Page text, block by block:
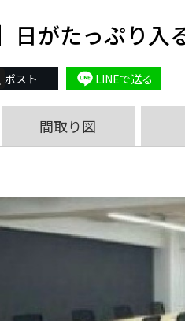
日がたっぷり
X Line
間取り図